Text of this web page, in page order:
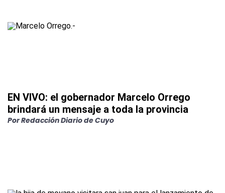
EN VIVO: el gobernador Marcelo Orrego
brindará un mensaje a toda la provincia
PorRedacción Diario de Cuyo